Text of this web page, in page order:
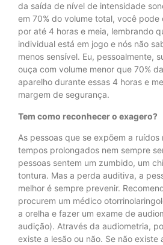
da saída de nível de intensidade
em 70% do volume total, você pode
por até 4 horas e meia, lembrando
individual está em jogo e nós não
menos sensível. Eu, pessoalmente,
ouça com volume menor que 70%
aparelho durante essas 4 horas e
margem de segurança.
Tem como reconhecer o exagero?
As pessoas que se expõem a
tempos prolongados nem sempre
pessoas sentem um zumbido, um
tontura. Mas a perda auditiva, a
melhor é sempre prevenir.
procurem um médico
a orelha e fazer um exame de
audição). Através da audiometria,
existe a lesão ou não. Se não existe